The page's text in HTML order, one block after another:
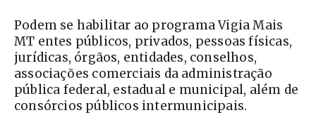
Podem se habilitar ao programa Vigia Mais
MT entes públicos, privados, pessoas físicas,
jurídicas, órgãos, entidades, conselhos,
associações comerciais da administração
pública federal, estadual e municipal, além de
consórcios públicos intermunicipais.